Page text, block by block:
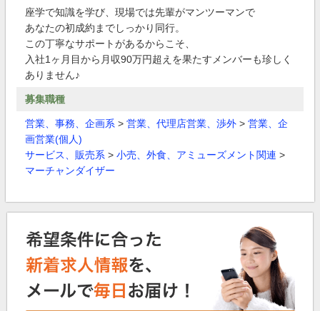
座学で知識を学び、現場では先輩がマンツーマンで
あなたの初成約までしっかり同行。
この丁寧なサポートがあるからこそ、
入社1ヶ月目から月収90万円超えを果たすメンバーも珍しく
ありません♪
募集職種
営業、事務、企画系 > 営業、代理店営業、渉外 > 営業、企
画営業(個人)
サービス、販売系 > 小売、外食、アミューズメント関連 >
マーチャンダイザー